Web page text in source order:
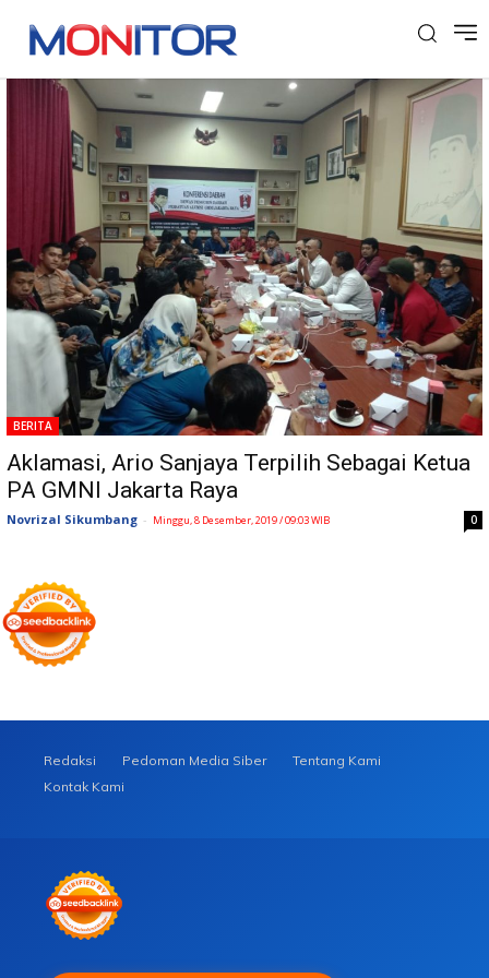
Tag: DPD PA GMNI
BERITA
Aklamasi, Ario Sanjaya Terpilih Sebagai Ketua
PA GMNI Jakarta Raya
Novrizal Sikumbang - Minggu, 8 Desember, 2019 / 09:03 WIB 0
Redaksi Pedoman Media Siber
Tentang Kami
Kontak Kami